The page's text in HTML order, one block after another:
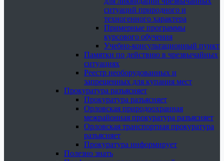
ситуаций природного и
техногенного характера
Примерные программы
курсового обучения
Учебно-консультационный пункт
Памятки по действию в чрезвычайных
ситуациях
Реестр необорудованных и
запрещенных для купания мест
Прокуратура разъясняет
Прокуратура разъясняет
Орловская природоохранная
межрайонная прокуратура разъясняет
Орловская транспортная прокуратура
разъясняет
Прокуратура информирует
Полезно знать